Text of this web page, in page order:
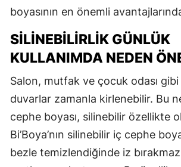
boyasının en önemli
SILINEBILIRLIK GÜNLÜK
KULLANIMDA NEDEN
Salon, mutfak ve çocuk odası
duvarlar zamanla kirlenebilir. Bu
cephe boyası, silinebilir özellikte
Bi’Boya’nın silinebilir iç cephe
bezle temizlendiğinde iz